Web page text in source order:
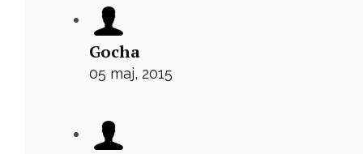
Gocha
05 maj, 2015